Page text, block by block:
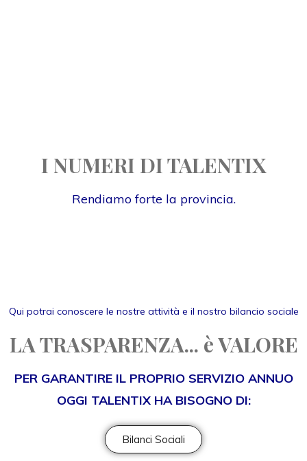
I NUMERI DI TALENTIX
Rendiamo forte la provincia.
Qui potrai conoscere le nostre attività e il nostro bilancio sociale
LA TRASPARENZA... è VALORE
PER GARANTIRE IL PROPRIO SERVIZIO ANNUO
OGGI TALENTIX HA BISOGNO DI:
Bilanci Sociali